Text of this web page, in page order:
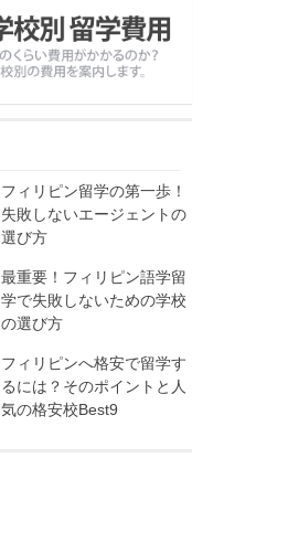
フィリピン留学の第一歩！
失敗しないエージェントの
選び方
最重要！フィリピン語学留
学で失敗しないための学校
の選び方
フィリピンへ格安で留学す
るには？そのポイントと人
気の格安校Best9